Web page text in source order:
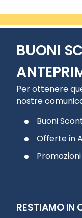
BUONI
Per ottenere
nostre
Buoni
Offerte in
Promozioni
RESTIAMO IN